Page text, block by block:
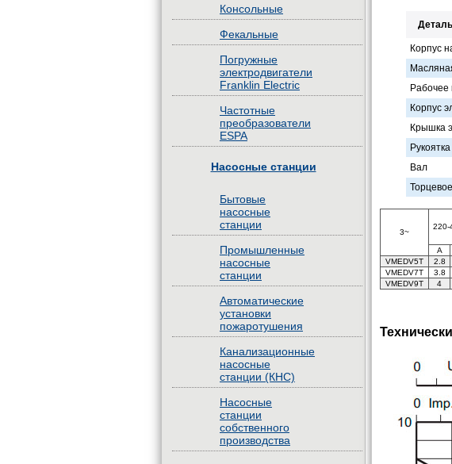
Консольные
Фекальные
Погружные
электродвигатели
Franklin Electric
Частотные
преобразователи
ESPA
Насосные станции
Бытовые
насосные
станции
Промышленные
насосные
станции
Автоматические
установки
пожаротушения
Канализационные
насосные
станции (КНС)
Насосные
станции
собственного
производства
Деталь
Корпус
Рабочее
Корпус
Крышка
Рукоятка
Вал
3~
220-
A
VMEDV5T
2.8
VMEDV7T
3.8
VMEDV9T
4